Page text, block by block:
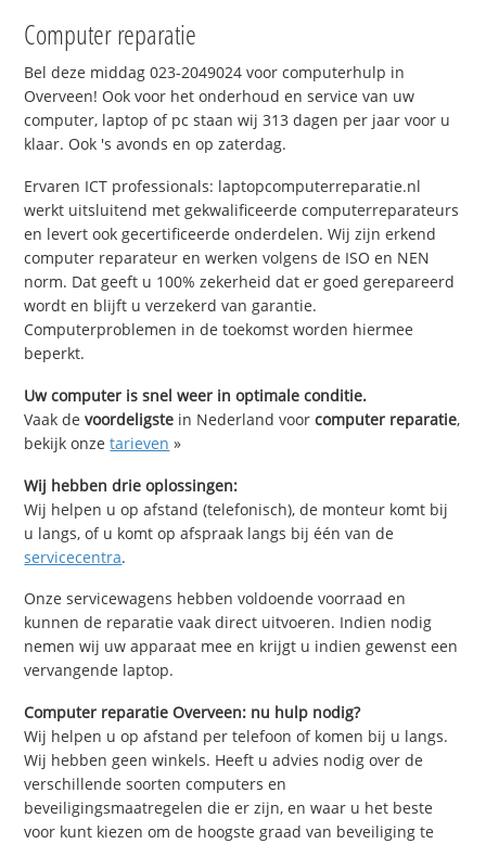
Computer reparatie
Bel deze middag 023-2049024 voor computerhulp in
Overveen! Ook voor het onderhoud en service van uw
computer, laptop of pc staan wij 313 dagen per jaar voor u
klaar. Ook 's avonds en op zaterdag.
Ervaren ICT professionals: laptopcomputerreparatie.nl
werkt uitsluitend met gekwalificeerde computerreparateurs
en levert ook gecertificeerde onderdelen. Wij zijn erkend
computer reparateur en werken volgens de ISO en NEN
norm. Dat geeft u 100% zekerheid dat er goed gerepareerd
wordt en blijft u verzekerd van garantie.
Computerproblemen in de toekomst worden hiermee
beperkt.
Uw computer is snel weer in optimale conditie.
Vaak devoordeligste in Nederland voorcomputer reparatie,
bekijk onzetarieven »
Wij hebben drie oplossingen:
Wij helpen u op afstand (telefonisch), de monteur komt bij
u langs, of u komt op afspraak langs bij één van de
servicecentra.
Onze servicewagens hebben voldoende voorraad en
kunnen de reparatie vaak direct uitvoeren. Indien nodig
nemen wij uw apparaat mee en krijgt u indien gewenst een
vervangende laptop.
Computer reparatie Overveen: nu hulp nodig?
Wij helpen u op afstand per telefoon of komen bij u langs.
Wij hebben geen winkels. Heeft u advies nodig over de
verschillende soorten computers en
beveiligingsmaatregelen die er zijn, en waar u het beste
voor kunt kiezen om de hoogste graad van beveiliging te